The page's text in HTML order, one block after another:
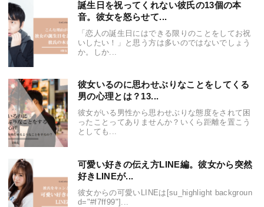
誕生日を祝ってくれない彼氏の13個の本
音。彼女を怒らせて...
「恋人の誕生日にはできる限りのことをしてお祝
いしたい！」と思う方は多いのではないでしょう
か。しか...
彼女いるのに思わせぶりなことをしてくる
男の心理とは？13...
彼女がいる男性から思わせぶりな態度をされて困
ったことってありませんか？いくら距離を置こう
としても...
可愛い好きの伝え方LINE編。彼女から突然
好きLINEが...
彼女からの可愛いLINEは[su_highlight backgroun
d="#f7ff99"]...